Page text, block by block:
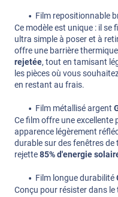
Film repositionnable
Ce modèle est unique : il
ultra simple à poser et à
offre une barrière
rejetée, tout en tamisant
les pièces où vous
en restant au frais.
Film métallisé argent
Ce film offre une excellente
apparence légèrement
durable sur des fenêtres de
rejette85% d'energie
Film longue durabilité
Conçu pour résister dans